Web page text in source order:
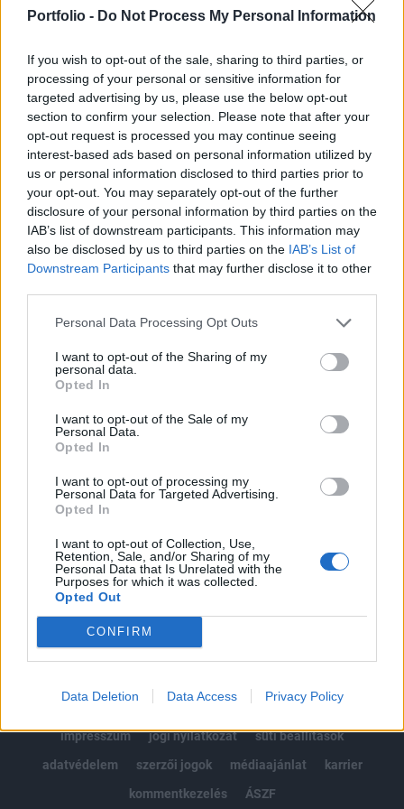
Portfolio - Do Not Process My Personal Information
If you wish to opt-out of the sale, sharing to third parties, or
processing of your personal or sensitive information for
targeted advertising by us, please use the below opt-out
section to confirm your selection. Please note that after your
opt-out request is processed you may continue seeing
interest-based ads based on personal information utilized by
us or personal information disclosed to third parties prior to
your opt-out. You may separately opt-out of the further
disclosure of your personal information by third parties on the
IAB’s list of downstream participants. This information may
also be disclosed by us to third parties on the IAB’s List of
Downstream Participants that may further disclose it to other
Personal Data Processing Opt Outs
I want to opt-out of the Sharing of my
personal data.
Opted In
I want to opt-out of the Sale of my
Personal Data.
Opted In
I want to opt-out of processing my
Personal Data for Targeted Advertising.
Opted In
I want to opt-out of Collection, Use,
Retention, Sale, and/or Sharing of my
Personal Data that Is Unrelated with the
Purposes for which it was collected.
Opted Out
CONFIRM
Data Deletion Data Access Privacy Policy
amely csak csekély mértékben múlja felül az
Az elemző a 2. félévre is nehéz piaci környezetet
valószínűsít a Pannonplast számára, amely különösen a
fröccsöntött műanyag alkatrészek területet érinti
kedvezőtlenül, miközben a Stratégiai Szövetségek üzletág
az állami megrendelések hatására már jobban teljesíthet. A
szakember a 2002. évre 31.3 milliárdos árbevételt vár a
társaságtól, amely 2003-ra 34...
KEDVES OLVASÓNK!
tartozik, melynek olvasása előfizetéses
regisztrációhoz kötött.
Az előfizetés a következőket tartalmazza:
Kötéslisták: BÉT elmúlt 2 év napon belüli
kötéslistái
Előfizetés
MÁR ELŐFIZETŐNK VAGY?BEJELENTKEZÉS
impresszum
jogi nyilatkozat
süti beállítások
adatvédelem
szerzői jogok médiaajánlat
karrier
kommentkezelés
ÁSZF